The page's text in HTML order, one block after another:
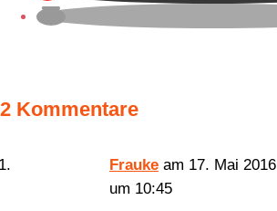
2 Kommentare
Frauke am 17. Mai 2016
um 10:45